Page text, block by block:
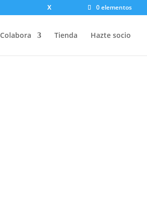
X 0 elementos
Colabora Tienda Hazte socio